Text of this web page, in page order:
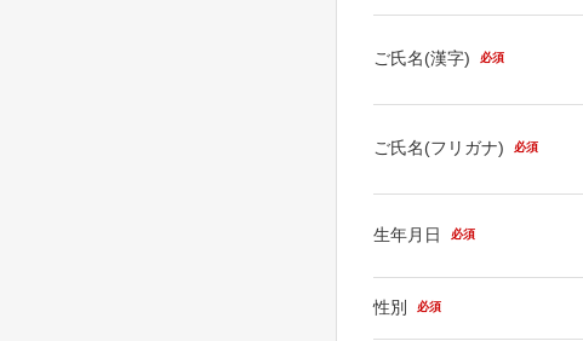
ご氏名(漢字) 必須
ご氏名(フリガナ) 必須
生年月日 必須
性別 必須